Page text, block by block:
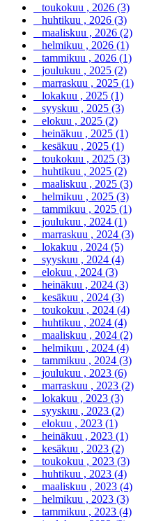
toukokuu , 2026 (3)
huhtikuu , 2026 (3)
maaliskuu , 2026 (2)
helmikuu , 2026 (1)
tammikuu , 2026 (1)
joulukuu , 2025 (2)
marraskuu , 2025 (1)
lokakuu , 2025 (1)
syyskuu , 2025 (3)
elokuu , 2025 (2)
heinäkuu , 2025 (1)
kesäkuu , 2025 (1)
toukokuu , 2025 (3)
huhtikuu , 2025 (2)
maaliskuu , 2025 (3)
helmikuu , 2025 (3)
tammikuu , 2025 (1)
joulukuu , 2024 (1)
marraskuu , 2024 (3)
lokakuu , 2024 (5)
syyskuu , 2024 (4)
elokuu , 2024 (3)
heinäkuu , 2024 (3)
kesäkuu , 2024 (3)
toukokuu , 2024 (4)
huhtikuu , 2024 (4)
maaliskuu , 2024 (2)
helmikuu , 2024 (4)
tammikuu , 2024 (3)
joulukuu , 2023 (6)
marraskuu , 2023 (2)
lokakuu , 2023 (3)
syyskuu , 2023 (2)
elokuu , 2023 (1)
heinäkuu , 2023 (1)
kesäkuu , 2023 (2)
toukokuu , 2023 (3)
huhtikuu , 2023 (4)
maaliskuu , 2023 (4)
helmikuu , 2023 (3)
tammikuu , 2023 (4)